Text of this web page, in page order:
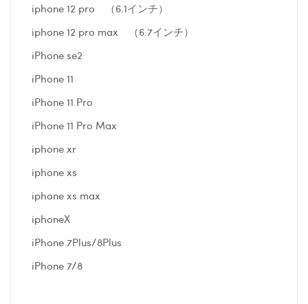
iphone 12 pro （6.1インチ）
iphone 12 pro max （6.7インチ）
iPhone se2
iPhone 11
iPhone 11 Pro
iPhone 11 Pro Max
iphone xr
iphone xs
iphone xs max
iphoneX
iPhone 7Plus/8Plus
iPhone 7/8